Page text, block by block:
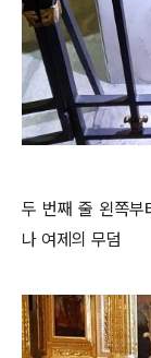
두 번째 줄 왼쪽부
나 여제의 무덤